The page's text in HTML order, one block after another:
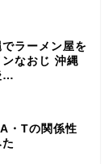
ラーメン屋を
なおじ 沖縄
…
・Tの関係性